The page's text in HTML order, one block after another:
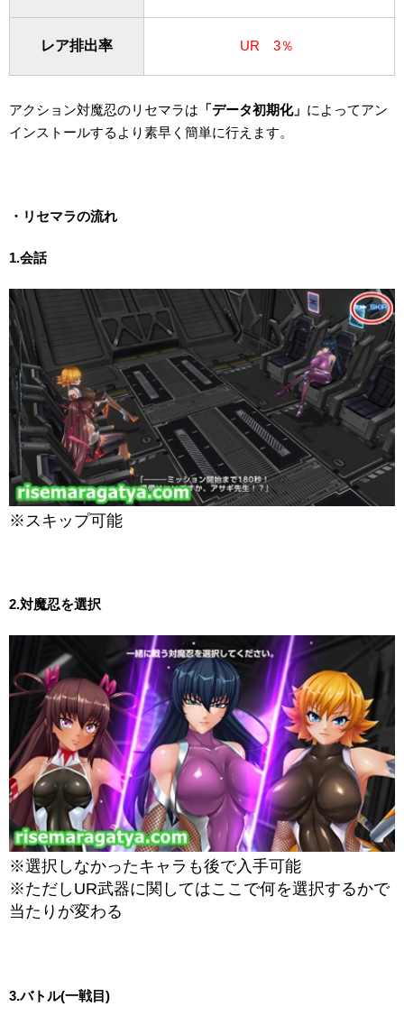
レア排出率 UR 3％
アクション対魔忍のリセマラは 「データ初期化」 によってアン
インストールするより素早く簡単に行えます。
・リセマラの流れ
1.会話
※スキップ可能
2.対魔忍を選択
※選択しなかったキャラも後で入手可能
※ただしUR武器に関してはここで何を選択するかで
当たりが変わる
3.バトル(一戦目)